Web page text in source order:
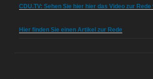
CDU.TV: Sehen Sie hier hier das Video zur
Hier finden Sie einen Artikel zur Rede